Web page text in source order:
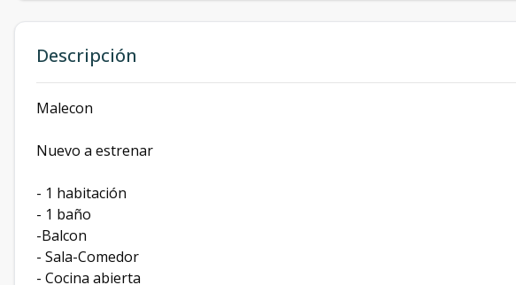
Descripción
Malecon
Nuevo a estrenar
- 1 habitación
- 1 baño
-Balcon
- ⁠Sala-Comedor
- Cocina abierta